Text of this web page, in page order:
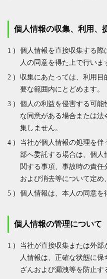
個人情報の収集、利用、
個人情報を直接収集する際
人の同意を得た上で行いま
収集にあたっては、利用
要な範囲内にとどめます。
個人の利益を侵害する可
な同意がある場合または法
集しません。
当社が個人情報の処理を
部へ委託する場合は、個人
関する事項、事故時の責任
および消去等について定め
個人情報は、本人の同意を
個人情報の管理について
当社が直接収集または外部
人情報は、正確な状態に
ざんおよび漏洩等を防止す